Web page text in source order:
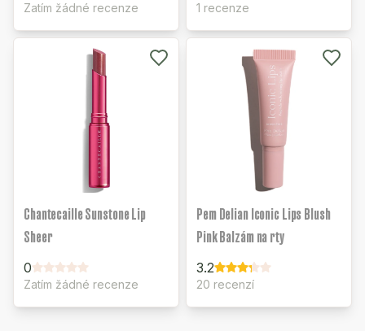
Zatím žádné recenze 1 recenze
Chantecaille Sunstone Lip
Sheer
0
Zatím žádné recenze
Pem Delian Iconic Lips Blush
Pink Balzám na rty
3.2
20 recenzí